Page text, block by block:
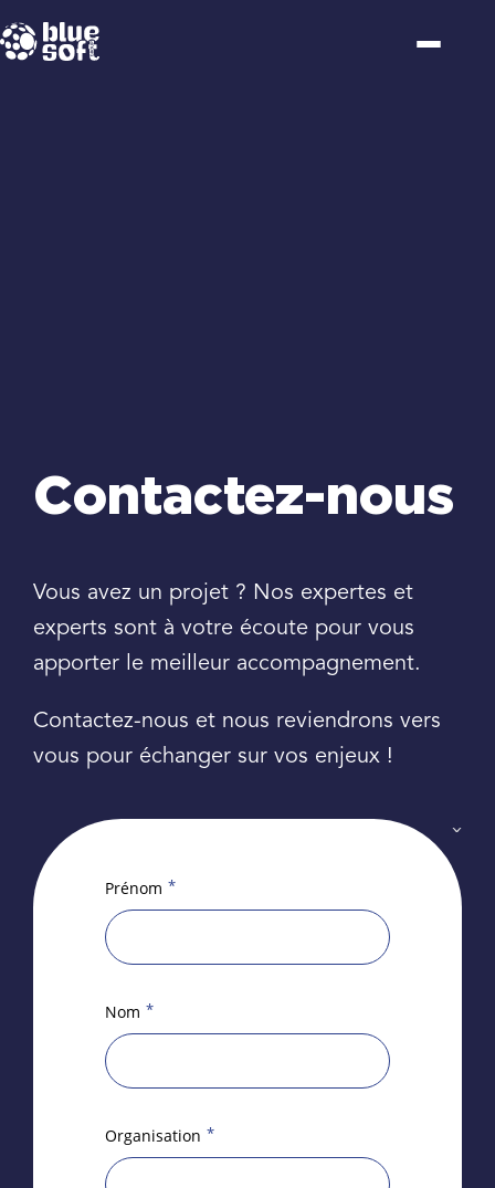
Passer
au
Contactez-nous
Vous avez un projet ? Nos expertes et
experts sont à votre écoute pour vous
apporter le meilleur accompagnement.
Contactez-nous et nous reviendrons vers
vous pour échanger sur vos enjeux !
Prénom *
Nom *
Organisation *